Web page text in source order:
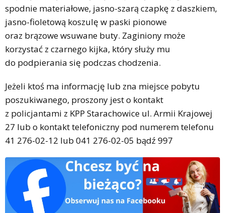
spodnie materiałowe, jasno-szarą czapkę z daszkiem,
jasno-fioletową koszulę w paski pionowe
oraz brązowe wsuwane buty. Zaginiony może
korzystać z czarnego kijka, który służy mu
do podpierania się podczas chodzenia.
Jeżeli ktoś ma informację lub zna miejsce pobytu
poszukiwanego, proszony jest o kontakt
z policjantami z KPP Starachowice ul. Armii Krajowej
27 lub o kontakt telefoniczny pod numerem telefonu
41 276-02-12 lub 041 276-02-05 bądź 997